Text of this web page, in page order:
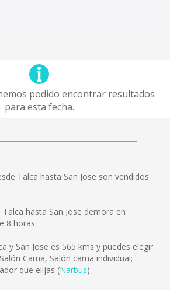
podido encontrar resultados
para esta fecha.
Talca hasta San Jose son vendidos
hasta San Jose demora en
8 horas.
y San Jose es 565 kms y puedes elegir
Cama, Salón cama individual;
que elijas (Narbus).